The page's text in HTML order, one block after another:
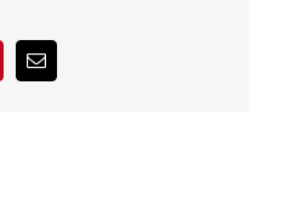
PinterestCorreo
electrónico